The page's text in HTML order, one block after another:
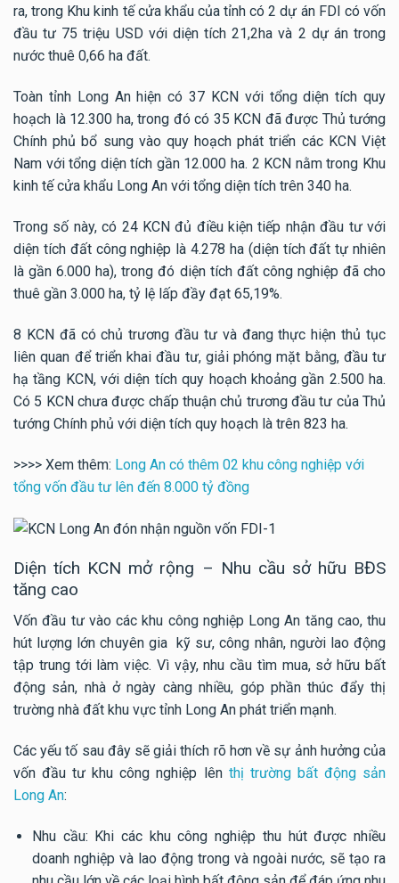
ra, trong Khu kinh tế cửa khẩu của tỉnh có 2 dự án FDI có vốn
đầu tư 75 triệu USD với diện tích 21,2ha và 2 dự án trong
nước thuê 0,66 ha đất.
Toàn tỉnh Long An hiện có 37 KCN với tổng diện tích quy
hoạch là 12.300 ha, trong đó có 35 KCN đã được Thủ tướng
Chính phủ bổ sung vào quy hoạch phát triển các KCN Việt
Nam với tổng diện tích gần 12.000 ha. 2 KCN nằm trong Khu
kinh tế cửa khẩu Long An với tổng diện tích trên 340 ha.
Trong số này, có 24 KCN đủ điều kiện tiếp nhận đầu tư với
diện tích đất công nghiệp là 4.278 ha (diện tích đất tự nhiên
là gần 6.000 ha), trong đó diện tích đất công nghiệp đã cho
thuê gần 3.000 ha, tỷ lệ lấp đầy đạt 65,19%.
8 KCN đã có chủ trương đầu tư và đang thực hiện thủ tục
liên quan để triển khai đầu tư, giải phóng mặt bằng, đầu tư
hạ tầng KCN, với diện tích quy hoạch khoảng gần 2.500 ha.
Có 5 KCN chưa được chấp thuận chủ trương đầu tư của Thủ
tướng Chính phủ với diện tích quy hoạch là trên 823 ha.
>>>> Xem thêm: Long An có thêm 02 khu công nghiệp với
tổng vốn đầu tư lên đến 8.000 tỷ đồng
Diện tích KCN mở rộng – Nhu cầu sở hữu BĐS
tăng cao
Vốn đầu tư vào các khu công nghiệp Long An tăng cao, thu
hút lượng lớn chuyên gia kỹ sư, công nhân, người lao động
tập trung tới làm việc. Vì vậy, nhu cầu tìm mua, sở hữu bất
động sản, nhà ở ngày càng nhiều, góp phần thúc đẩy thị
trường nhà đất khu vực tỉnh Long An phát triển mạnh.
Các yếu tố sau đây sẽ giải thích rõ hơn về sự ảnh hưởng của
vốn đầu tư khu công nghiệp lên thị trường bất động sản
Long An:
Nhu cầu: Khi các khu công nghiệp thu hút được nhiều
doanh nghiệp và lao động trong và ngoài nước, sẽ tạo ra